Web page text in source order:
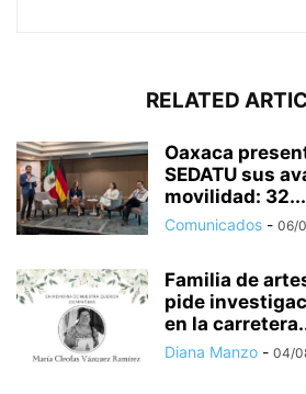
RELATED
Oaxaca
SEDATU sus
movilidad: 32...
Comunicados - 06/
Familia de
pide
en la
Diana Manzo - 04/